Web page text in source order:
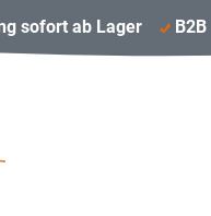
sofort ab Lager B2B